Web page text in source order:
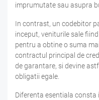
imprumutate sau asupra
In contrast, un codebitor
inceput, veniturile sale
pentru a obtine o suma
contractul principal de
de garantare, si devine
obligatii egale.
Diferenta esentiala